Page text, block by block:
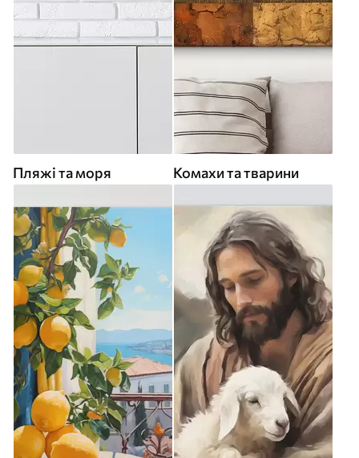
Пляжі та моря Комахи та тварини